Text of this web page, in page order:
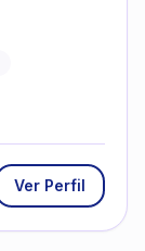
Ver Perfil